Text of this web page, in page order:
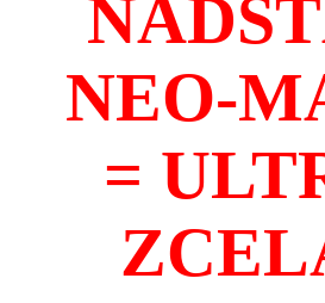
NEO-
=